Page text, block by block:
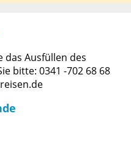
das Ausfüllen des
bitte: 0341 -702 68 68